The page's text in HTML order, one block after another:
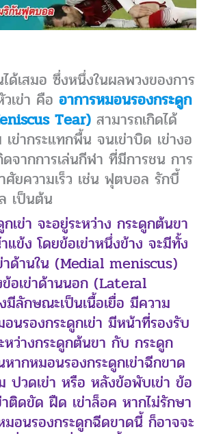
ด้เสมอ ซึ่งหนึ่งในผลพวงของการ
เข่า คือ อาการหมอนรองกระดูก
Tear) สามารถเกิดได้
ข่ากระแทกพื้น จนเข่าบิด เข่างอ
ดจากการเล่นกีฬา ที่มีการชน การ
ศัยความเร็ว เช่น ฟุตบอล รักบี้
เป็นต้น
เข่า จะอยู่ระหว่าง กระดูกต้นขา
แข้ง โดยข้อเข่าหนึ่งข้าง จะมีทั้ง
าด้านใน (Medial meniscus)
อเข่าด้านนอก (Lateral
ลักษณะเป็นเนื้อเยื่อ มีความ
นรองกระดูกเข่า มีหน้าที่รองรับ
หว่างกระดูกต้นขา กับ กระดูก
ากหมอนรองกระดูกเข่าฉีกขาด
ปวดเข่า หรือ หลังข้อพับเข่า ข้อ
าติดขัด ฝืด เข่าล็อค หากไม่รักษา
อนรองกระดูกฉีดขาดนี้ ก็อาจจะ